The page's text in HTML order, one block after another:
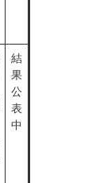
結
果
公
表
中